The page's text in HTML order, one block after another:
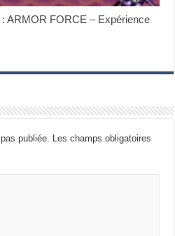
ARMOR FORCE – Expérience
publiée.
Les champs obligatoires